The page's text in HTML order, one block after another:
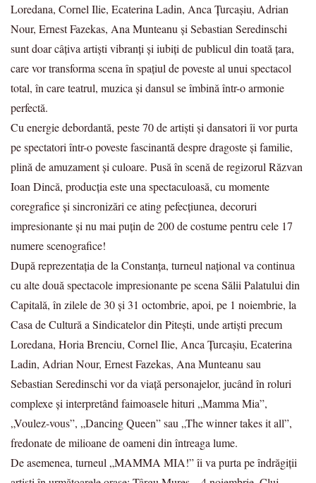
Loredana, Cornel Ilie, Ecaterina Ladin, Anca Țurcașiu, Adrian
Nour, Ernest Fazekas, Ana Munteanu și Sebastian Seredinschi
sunt doar câțiva artiști vibranți și iubiți de publicul din toată țara,
care vor transforma scena în spațiul de poveste al unui spectacol
total, în care teatrul, muzica și dansul se îmbină într-o armonie
perfectă.
Cu energie debordantă, peste 70 de artiști și dansatori îi vor purta
pe spectatori într-o poveste fascinantă despre dragoste și familie,
plină de amuzament și culoare. Pusă în scenă de regizorul Răzvan
Ioan Dincă, producția este una spectaculoasă, cu momente
coregrafice și sincronizări ce ating pefecțiunea, decoruri
impresionante și nu mai puțin de 200 de costume pentru cele 17
numere scenografice!
După reprezentația de la Constanța, turneul național va continua
cu alte două spectacole impresionante pe scena Sălii Palatului din
Capitală, în zilele de 30 și 31 octombrie, apoi, pe 1 noiembrie, la
Casa de Cultură a Sindicatelor din Pitești, unde artiști precum
Loredana, Horia Brenciu, Cornel Ilie, Anca Țurcașiu, Ecaterina
Ladin, Adrian Nour, Ernest Fazekas, Ana Munteanu sau
Sebastian Seredinschi vor da viață personajelor, jucând în roluri
complexe și interpretând faimoasele hituri „Mamma Mia”,
„Voulez-vous”, „Dancing Queen” sau „The winner takes it all”,
fredonate de milioane de oameni din întreaga lume.
De asemenea, turneul „MAMMA MIA!” îi va purta pe îndrăgiții